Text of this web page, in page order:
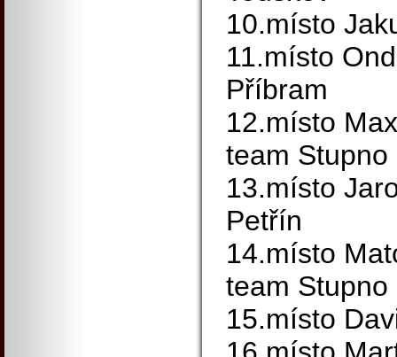
10.místo
11.místo
Příbram
12.místo
team Stupno
13.místo
Petřín
14.místo
team Stupno
15.místo